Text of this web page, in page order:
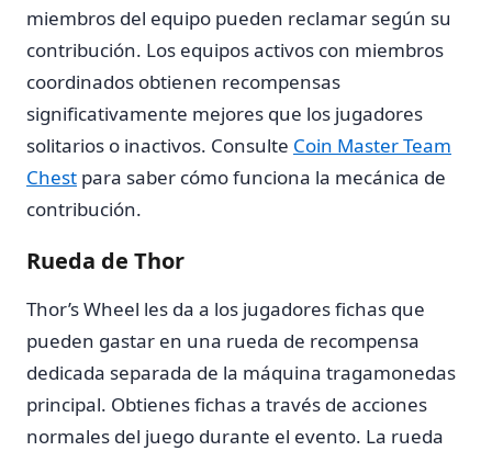
miembros del equipo pueden reclamar según su
contribución. Los equipos activos con miembros
coordinados obtienen recompensas
significativamente mejores que los jugadores
solitarios o inactivos. Consulte Coin Master Team
Chest para saber cómo funciona la mecánica de
contribución.
Rueda de Thor
Thor’s Wheel les da a los jugadores fichas que
pueden gastar en una rueda de recompensa
dedicada separada de la máquina tragamonedas
principal. Obtienes fichas a través de acciones
normales del juego durante el evento. La rueda